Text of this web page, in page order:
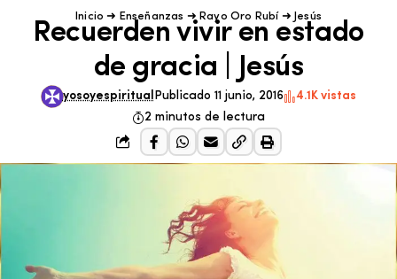
Inicio ➜ Enseñanzas ➜ Rayo Oro Rubí➜ Jesús
Recuerden vivir en estado
de gracia | Jesús
yosoyespiritual Publicado 11 junio, 2016
4.1K vistas
2 minutos de lectura